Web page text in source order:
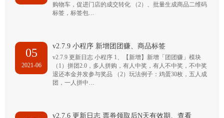
购物车，促进门店的成交转化 （2）、批量生成商品二维码
标签，标签包…
05
2021-06
v2.7.9 小程序 新增团团赚、商品标签
v2.7.9 更新日志 小程序 1、【新增】新增「团团赚」模块
（1）拼团2.0，多人拼购，有人中奖，有人不中奖，不中奖
退还本金并发参与奖品 （2）玩法例子：鸡蛋30枚，五人成
团，一人拼中…
v2.7.6 更新日志 票券领取后N天有效期、查看